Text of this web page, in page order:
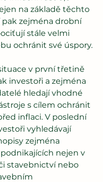
na základě těchto
zejména drobní
stále velmi
ochránit své úspory.
v první třetině
investoři a zejména
hledají vhodné
s cílem ochránit
inflaci. V poslední
vyhledávají
zejména
nejen v
stavebnictví nebo